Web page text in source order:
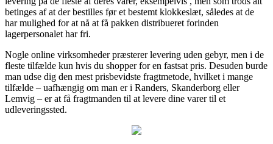
betinges af at der bestilles før et bestemt klokkeslæt, således at de
har mulighed for at nå at få pakken distribueret forinden
lagerpersonalet har fri.
Nogle online virksomheder præsterer levering uden gebyr, men i de
fleste tilfælde kun hvis du shopper for en fastsat pris. Desuden burde
man udse dig den mest prisbevidste fragtmetode, hvilket i mange
tilfælde – uafhængig om man er i Randers, Skanderborg eller
Lemvig – er at få fragtmanden til at levere dine varer til et
udleveringssted.